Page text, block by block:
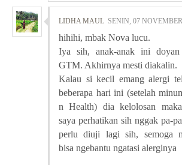
LIDHA MAUL SENIN, 07
hihihi, mbak Nova lucu.
Iya sih, anak-anak ini doyan
GTM. Akhirnya mesti diakalin.
Kalau si kecil emang alergi
beberapa hari ini (setelah
n Health) dia kelolosan
saya perhatikan sih nggak pa-
perlu diuji lagi sih, semoga
bisa ngebantu ngatasi alerginya